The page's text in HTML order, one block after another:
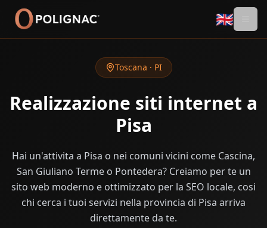
🇬🇧
Toscana · PI
Realizzazione siti internet a
Pisa
Hai un'attivita a Pisa o nei comuni vicini come Cascina,
San Giuliano Terme o Pontedera? Creiamo per te un
sito web moderno e ottimizzato per la SEO locale, cosi
chi cerca i tuoi servizi nella provincia di Pisa arriva
direttamente da te.